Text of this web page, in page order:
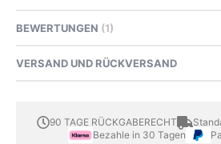
BEWERTUNGEN 1
VERSAND UND RÜCKVERSAND
90 TAGE RÜCKGABERECHT
Bezahle in 30 Tagen